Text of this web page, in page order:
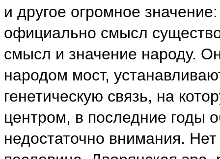
и другое огромное
официально смысл
смысл и значение народу.
народом мост,
генетическую связь, на
центром, в последние годы
недостаточно внимания.